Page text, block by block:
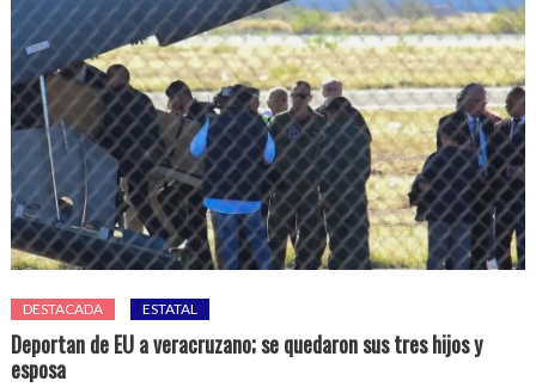
DESTACADA ESTATAL
Deportan de EU a veracruzano; se quedaron sus tres hijos y
esposa